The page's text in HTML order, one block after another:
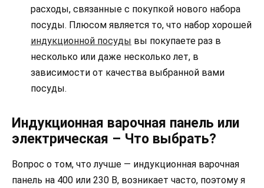
расходы, связанные с покупкой нового набора
посуды. Плюсом является то, что набор хорошей
индукционной посуды вы покупаете раз в
несколько или даже несколько лет, в
зависимости от качества выбранной вами
посуды.
Индукционная варочная панель или
электрическая – Что выбрать?
Вопрос о том, что лучше — индукционная варочная
панель на 400 или 230 В, возникает часто, поэтому я